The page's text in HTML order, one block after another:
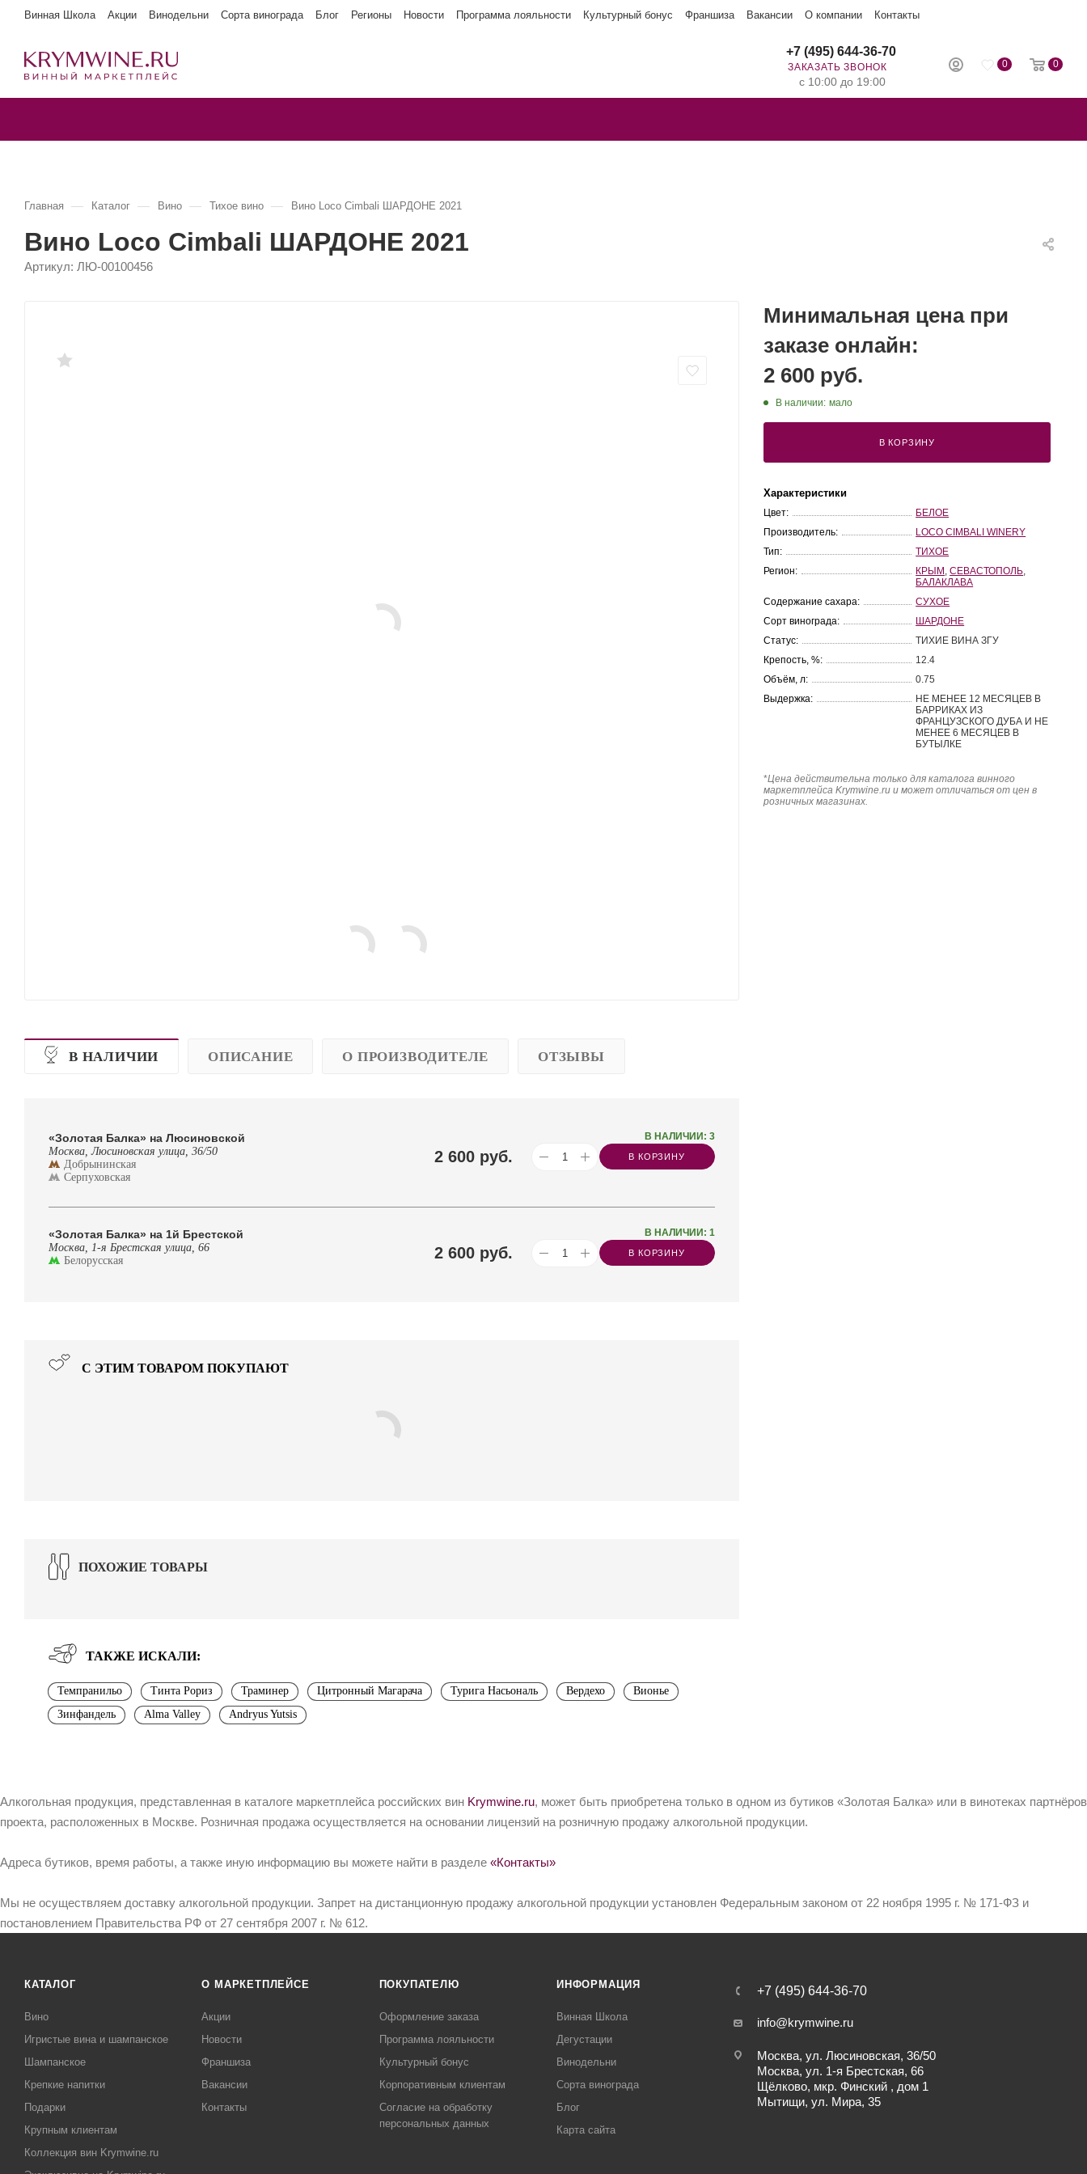
Винная Школа Акции Винодельни Сорта винограда Блог Регионы Новости Программа лояльности Культурный бонус Франшиза Вакансии О компании Контакты
0 0
+7 (495) 644-36-70
ЗАКАЗАТЬ ЗВОНОК
с 10:00 до 19:00
Главная — Каталог — Вино — Тихое вино — Вино Loco Cimbali ШАРДОНЕ 2021
Вино Loco Cimbali ШАРДОНЕ 2021
Артикул: ЛЮ-00100456
В НАЛИЧИИ ОПИСАНИЕ О ПРОИЗВОДИТЕЛЕ ОТЗЫВЫ
«Золотая Балка» на Люсиновской
Москва, Люсиновская улица, 36/50
Добрынинская
Серпуховская
В НАЛИЧИИ: 3
2 600руб. В КОРЗИНУ
«Золотая Балка» на 1й Брестской
Москва, 1-я Брестская улица, 66
Белорусская
В НАЛИЧИИ: 1
2 600руб. В КОРЗИНУ
С ЭТИМ ТОВАРОМ ПОКУПАЮТ
ПОХОЖИЕ ТОВАРЫ
ТАКЖЕ ИСКАЛИ:
Темпранильо Тинта Рориз Траминер Цитронный Магарача Турига Насьональ Вердехо
Вионье
Зинфандель
Alma Valley Andryus Yutsis
Минимальная цена при
заказе онлайн:
2 600 руб.
В наличии: мало
В КОРЗИНУ
Характеристики
Цвет:
БЕЛОЕ
Производитель:
LOCO CIMBALI WINERY
Тип:
ТИХОЕ
Регион:
КРЫМ ,СЕВАСТОПОЛЬ
БАЛАКЛАВА
Содержание сахара:
СУХОЕ
Сорт винограда:
ШАРДОНЕ
Статус:
ТИХИЕ ВИНА ЗГУ
Крепость, %:
12.4
Объём, л:
0.75
Выдержка:
НЕ МЕНЕЕ 12 МЕСЯЦЕВ В
БАРРИКАХ ИЗ
ФРАНЦУЗСКОГО ДУБА И НЕ
МЕНЕЕ 6 МЕСЯЦЕВ В
БУТЫЛКЕ
*Цена действительна только для каталога винного
маркетплейса Krymwine.ru и может отличаться от цен в
розничных магазинах.
Алкогольная продукция, представленная в каталоге маркетплейса российских вин Krymwine.ru, может быть приобретена только в одном из бутиков «Золотая Балка» или в винотеках партнёров
проекта, расположенных в Москве. Розничная продажа осуществляется на основании лицензий на розничную продажу алкогольной продукции.
Адреса бутиков, время работы, а также иную информацию вы можете найти в разделе «Контакты»
Мы не осуществляем доставку алкогольной продукции. Запрет на дистанционную продажу алкогольной продукции установлен Федеральным законом от 22 ноября 1995 г. № 171-ФЗ и
постановлением Правительства РФ от 27 сентября 2007 г. № 612.
КАТАЛОГ
Вино
Игристые вина и шампанское
Шампанское
Крепкие напитки
Подарки
Крупным клиентам
Коллекция вин Krymwine.ru
О МАРКЕТПЛЕЙСЕ
Акции
Новости
Франшиза
Вакансии
Контакты
ПОКУПАТЕЛЮ
Оформление заказа
Программа лояльности
Культурный бонус
Корпоративным клиентам
Согласие на обработку
персональных данных
ИНФОРМАЦИЯ
Винная Школа
Дегустации
Винодельни
Сорта винограда
Блог
Карта сайта
+7 (495) 644-36-70
info@krymwine.ru
Москва, ул. Люсиновская, 36/50
Москва, ул. 1-я Брестская, 66
Щёлково, мкр. Финский , дом 1
Мытищи, ул. Мира, 35